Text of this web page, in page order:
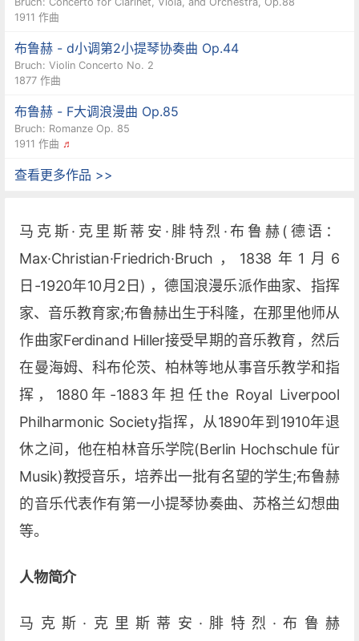
1911 作曲
布鲁赫 - d小调第2小提琴协奏曲 Op.44
Bruch: Violin Concerto No. 2
1877 作曲
布鲁赫 - F大调浪漫曲 Op.85
Bruch: Romanze Op. 85
1911 作曲 ♬
查看更多作品 >>
马克斯·克里斯蒂安·腓特烈·布鲁赫(德语：
Max·Christian·Friedrich·Bruch，1838年1月6
日-1920年10月2日) ，德国浪漫乐派作曲家、指挥
家、音乐教育家;布鲁赫出生于科隆，在那里他师从
作曲家Ferdinand Hiller接受早期的音乐教育，然后
在曼海姆、科布伦茨、柏林等地从事音乐教学和指
挥，1880年-1883年担任the Royal Liverpool
Philharmonic Society指挥，从1890年到1910年退
休之间，他在柏林音乐学院(Berlin Hochschule für
Musik)教授音乐，培养出一批有名望的学生;布鲁赫
的音乐代表作有第一小提琴协奏曲、苏格兰幻想曲
等。
人物简介
马克斯·克里斯蒂安·腓特烈·布鲁赫